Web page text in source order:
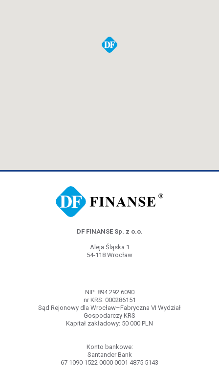
DF FINANSE Sp. z o.o.
Aleja Śląska 1
54-118 Wrocław
NIP: 894 292 6090
nr KRS: 000286151
Sąd Rejonowy dla Wrocław–Fabryczna VI Wydział
Gospodarczy KRS
Kapitał zakładowy: 50 000 PLN
Konto bankowe:
Santander Bank
67 1090 1522 0000 0001 4875 5143